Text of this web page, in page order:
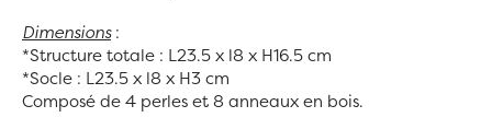
Dimensions:
*Structure totale : L23.5 x l8 x H16.5 cm
*Socle : L23.5 x l8 x H3 cm
Composé de 4 perles et 8 anneaux en bois.